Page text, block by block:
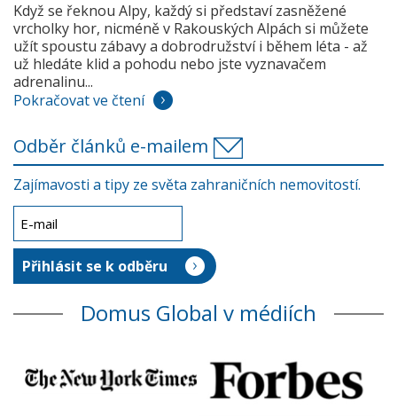
Když se řeknou Alpy, každý si představí zasněžené
vrcholky hor, nicméně v Rakouských Alpách si můžete
užít spoustu zábavy a dobrodružství i během léta - až
už hledáte klid a pohodu nebo jste vyznavačem
adrenalinu...
Pokračovat ve čtení
Odběr článků e-mailem
Zajímavosti a tipy ze světa zahraničních nemovitostí.
Domus Global v médiích